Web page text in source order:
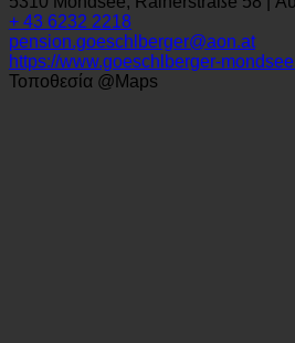
Στοιχεία επικοινωνίας
5310 Mondsee, Rainerstraße 58 |
+ 43 6232 2218
pension.goeschlberger@aon.at
https://www.goeschlberger-